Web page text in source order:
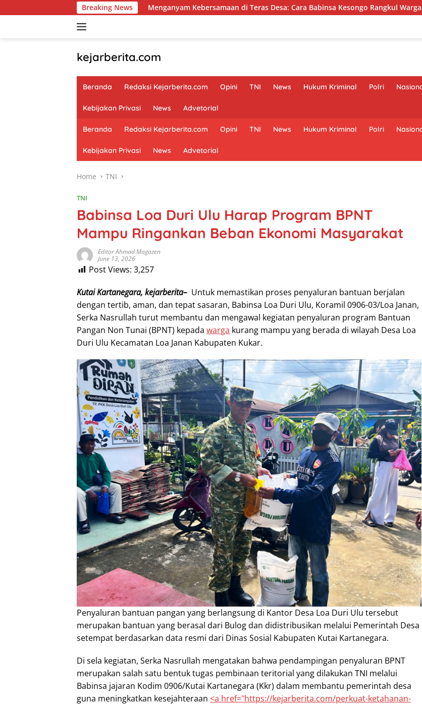
to
Breaking News
Menganyam Kebersamaan di Teras Desa: Cara Babinsa Kesongo Rangkul Warga Sukseskan TMMD 129
kejarberita.com
Beranda Redaksi Kejarberita.com Opini TNI News Hukum Kriminal Polri
Kebijakan Privasi News Advetorial
Beranda Redaksi Kejarberita.com Opini TNI News Hukum Kriminal Polri
Kebijakan Privasi News Advetorial
Home TNI
TNI
Babinsa Loa Duri Ulu Harap Program BPNT
Mampu Ringankan Beban Ekonomi Masyarakat
Editor Ahmad Magazen
June 13, 2026
Post Views: 3,257
Kutai Kartanegara, kejarberita– Untuk memastikan proses penyaluran bantuan berjalan
dengan tertib, aman, dan tepat sasaran, Babinsa Loa Duri Ulu, Koramil 0906-03/Loa Janan,
Serka Nasrullah turut membantu dan mengawal kegiatan penyaluran program Bantuan
Pangan Non Tunai (BPNT) kepada warga kurang mampu yang berada di wilayah Desa Loa
Duri Ulu Kecamatan Loa Janan Kabupaten Kukar.
Penyaluran bantuan pangan yang berlangsung di Kantor Desa Loa Duri Ulu tersebut
merupakan bantuan yang berasal dari Bulog dan didistribusikan melalui Pemerintah Desa
setempat berdasarkan data resmi dari Dinas Sosial Kabupaten Kutai Kartanegara.
Di sela kegiatan, Serka Nasrullah mengatakan bahwa pendampingan penyaluran BPNT
merupakan salah satu bentuk tugas pembinaan teritorial yang dilakukan TNI melalui
Babinsa jajaran Kodim 0906/Kutai Kartanegara (Kkr) dalam membantu pemerintah desa
guna meningkatkan kesejahteraan <a href="https://kejarberita.com/perkuat-ketahanan-